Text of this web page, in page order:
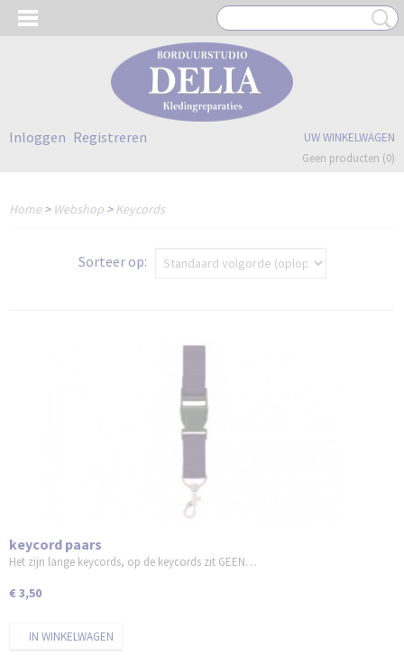
Inloggen Registreren
UW WINKELWAGEN
Geen producten (0)
Home > Webshop >Keycords
Sorteer op:
keycord paars
Het zijn lange keycords, op de keycords zit GEEN…
€ 3,50
IN WINKELWAGEN